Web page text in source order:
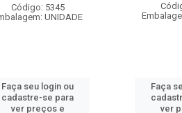
Código: 5345
UNIDADE
Faça seu login ou
cadastre-se para
ver preços e
Faça
ver